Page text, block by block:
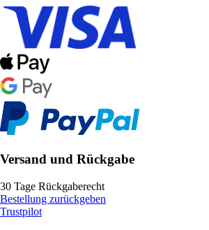
Versand und Rückgabe
30 Tage Rückgaberecht
Bestellung zurückgeben
Trustpilot